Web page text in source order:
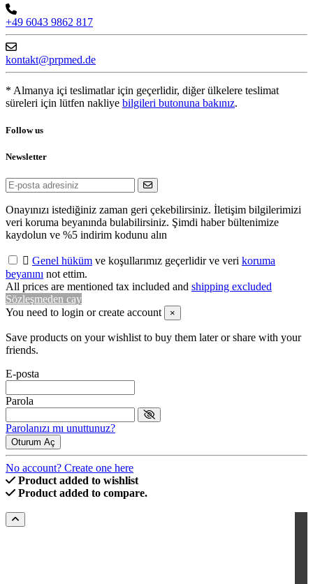
+49 6043 9862 817
kontakt@prpmed.de
* Almanya içi teslimatlar için geçerlidir, diğer ülkelere teslimat
süreleri için lütfen nakliye bilgileri butonuna bakınız.
Follow us
Newsletter
Onayınızı istediğiniz zaman geri çekebilirsiniz. İletişim bilgilerimizi
veri koruma beyanında bulabilirsiniz. Şimdi haber bültenimize
kaydolun ve %5 indirim kodunu alın
 Genel hüküm ve koşullarımız geçerlidir ve veri koruma
beyanını not ettim.
All prices are mentioned tax included and shipping excluded
Sözleşmeden cay
You need to login or create account
×
Save products on your wishlist to buy them later or share with your
friends.
E-posta
Parola
Parolanızı mı unuttunuz?
Oturum Aç
No account? Create one here
Product added to wishlist
Product added to compare.